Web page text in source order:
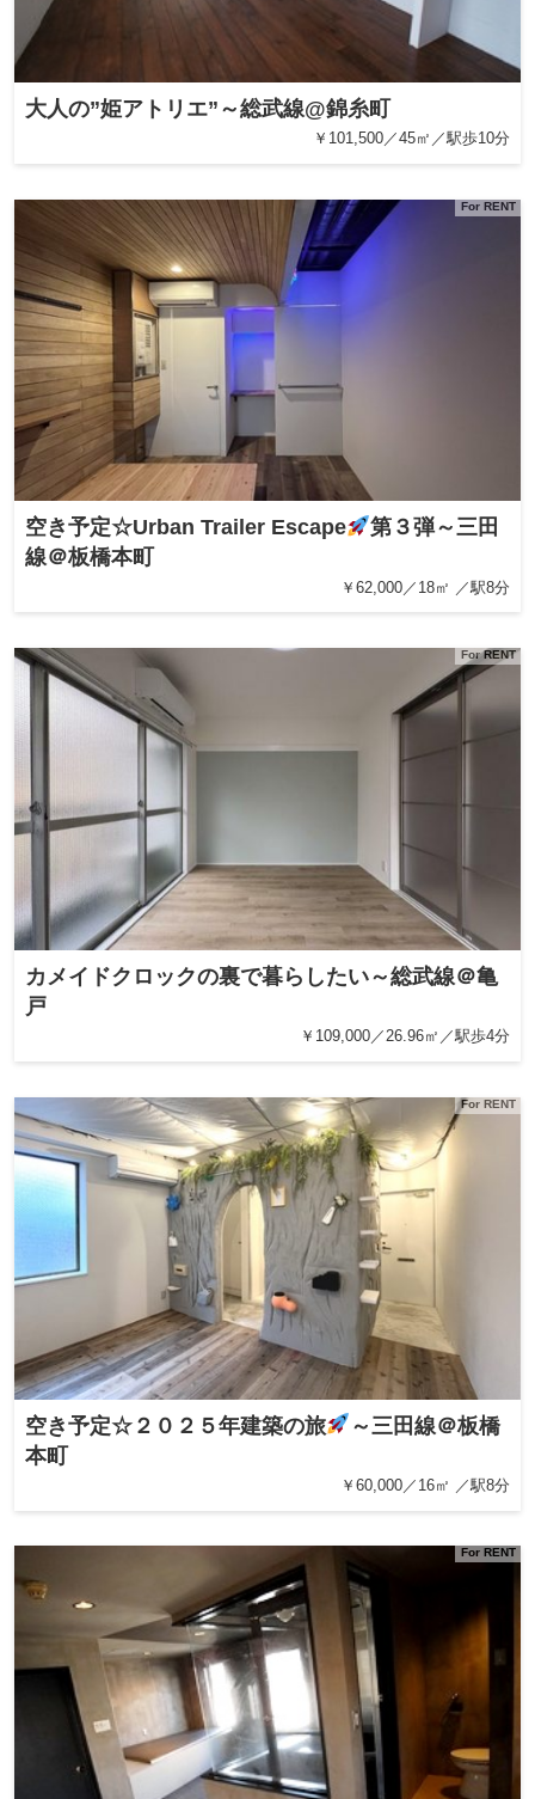
大人の”姫アトリエ”～総武線@錦糸町
￥101,500／45㎡／駅歩10分
For RENT
空き予定☆Urban Trailer Escape
第３弾～三田
線＠板橋本町
￥62,000／18㎡ ／駅8分
For RENT
カメイドクロックの裏で暮らしたい～総武線＠亀
戸
￥109,000／26.96㎡／駅歩4分
For RENT
空き予定☆２０２５年建築の旅
～三田線＠板橋
本町
￥60,000／16㎡ ／駅8分
For RENT